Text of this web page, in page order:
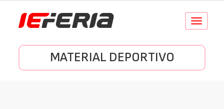
Conmutar
MATERIAL DEPORTIVO